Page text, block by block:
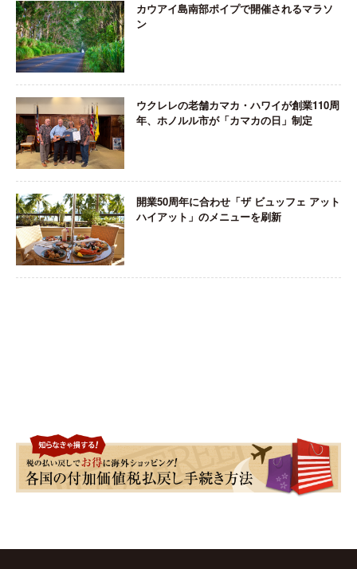
カウアイ島南部ポイプで開催されるマラソ
ン
ウクレレの老舗カマカ・ハワイが創業110周
年、ホノルル市が「カマカの日」制定
開業50周年に合わせ「ザ ビュッフェ アット
ハイアット」のメニューを刷新